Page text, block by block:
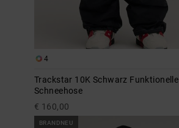
4
Trackstar 10K Schwarz Funktionelle
Schneehose
€ 160,00
BRANDNEU